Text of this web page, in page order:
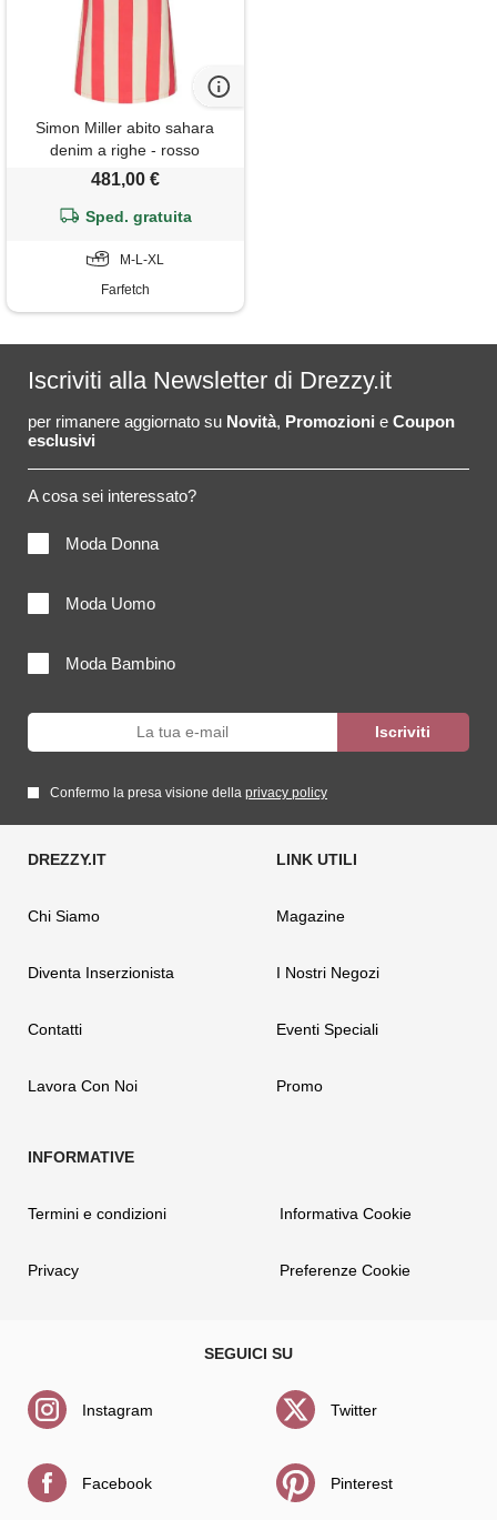
Simon Miller abito sahara
denim a righe - rosso
481,00 €
Sped. gratuita
M-L-XL
Farfetch
Iscriviti alla Newsletter di Drezzy.it
per rimanere aggiornato su Novità, Promozioni e Coupon
esclusivi
A cosa sei interessato?
Moda Donna
Moda Uomo
Moda Bambino
Confermo la presa visione della privacy policy
Chi Siamo
Diventa Inserzionista
Contatti
Lavora Con Noi
Magazine
I Nostri Negozi
Eventi Speciali
Promo
Termini e condizioni
Privacy
Informativa Cookie
Preferenze Cookie
Instagram
Facebook
Twitter
Pinterest